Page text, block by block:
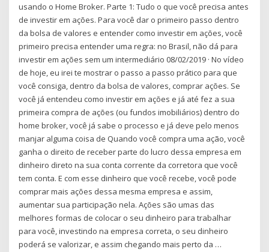
usando o Home Broker. Parte 1: Tudo o que você precisa antes
de investir em ações. Para você dar o primeiro passo dentro
da bolsa de valores e entender como investir em ações, você
primeiro precisa entender uma regra: no Brasil, não dá para
investir em ações sem um intermediário 08/02/2019 · No vídeo
de hoje, eu irei te mostrar o passo a passo prático para que
você consiga, dentro da bolsa de valores, comprar ações. Se
você já entendeu como investir em ações e já até fez a sua
primeira compra de ações (ou fundos imobiliários) dentro do
home broker, você já sabe o processo e já deve pelo menos
manjar alguma coisa de Quando você compra uma ação, você
ganha o direito de receber parte do lucro dessa empresa em
dinheiro direto na sua conta corrente da corretora que você
tem conta. E com esse dinheiro que você recebe, você pode
comprar mais ações dessa mesma empresa e assim,
aumentar sua participação nela. Ações são umas das
melhores formas de colocar o seu dinheiro para trabalhar
para você, investindo na empresa correta, o seu dinheiro
poderá se valorizar, e assim chegando mais perto da …